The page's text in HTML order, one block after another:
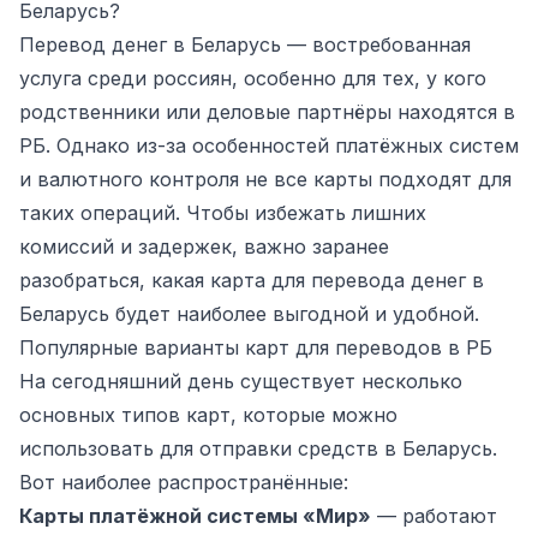
Беларусь?
Перевод денег в Беларусь — востребованная
услуга среди россиян, особенно для тех, у кого
родственники или деловые партнёры находятся в
РБ. Однако из-за особенностей платёжных систем
и валютного контроля не все карты подходят для
таких операций. Чтобы избежать лишних
комиссий и задержек, важно заранее
разобраться, какая карта для перевода денег в
Беларусь будет наиболее выгодной и удобной.
Популярные варианты карт для переводов в РБ
На сегодняшний день существует несколько
основных типов карт, которые можно
использовать для отправки средств в Беларусь.
Вот наиболее распространённые:
Карты платёжной системы «Мир» — работают